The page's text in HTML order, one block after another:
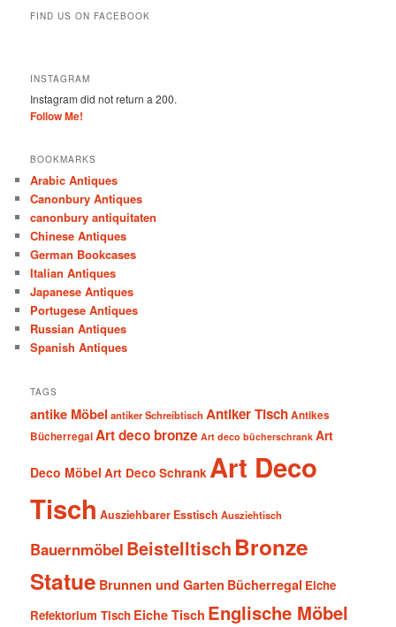
FIND US ON FACEBOOK
INSTAGRAM
Instagram did not return a 200.
Follow Me!
BOOKMARKS
Arabic Antiques
Canonbury Antiques
canonbury antiquitaten
Chinese Antiques
German Bookcases
Italian Antiques
Japanese Antiques
Portugese Antiques
Russian Antiques
Spanish Antiques
TAGS
antike Möbel antiker Schreibtisch Antiker TischAntikes
BücherregalArt deco bronze Art deco bücherschrank Art
Deco Möbel Art Deco Schrank Art Deco
Tisch Ausziehbarer Esstisch Ausziehtisch
Bauernmöbel Beistelltisch Bronze
Statue Brunnen und Garten Bücherregal Eiche
Refektorium Tisch Eiche Tisch Englische Möbel